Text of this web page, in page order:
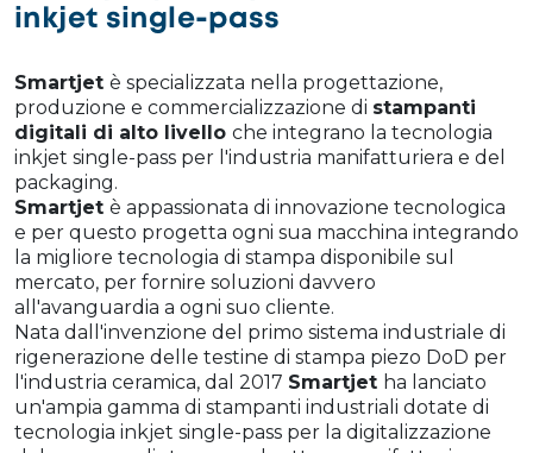
inkjet single-pass
Smartjet è specializzata nella progettazione,
produzione e commercializzazione di stampanti
digitali di alto livello che integrano la tecnologia
inkjet single-pass per l'industria manifatturiera e del
packaging.
Smartjet è appassionata di innovazione tecnologica
e per questo progetta ogni sua macchina integrando
la migliore tecnologia di stampa disponibile sul
mercato, per fornire soluzioni davvero
all'avanguardia a ogni suo cliente.
Nata dall'invenzione del primo sistema industriale di
rigenerazione delle testine di stampa piezo DoD per
l'industria ceramica, dal 2017 Smartjet ha lanciato
un'ampia gamma di stampanti industriali dotate di
tecnologia inkjet single-pass per la digitalizzazione